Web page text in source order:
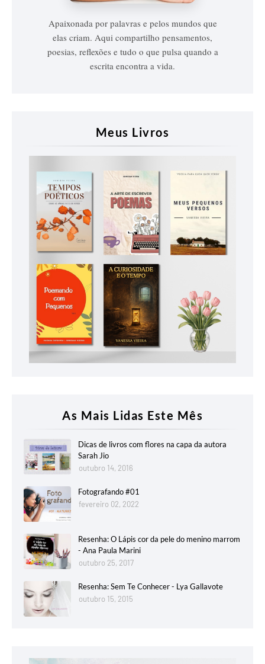
Apaixonada por palavras e pelos mundos que
elas criam. Aqui compartilho pensamentos,
poesias, reflexões e tudo o que pulsa quando a
escrita encontra a vida.
Meus Livros
As Mais Lidas Este Mês
Dicas de livros com flores na capa da autora
Sarah Jio
outubro 14, 2016
Fotografando #01
fevereiro 02, 2022
Resenha: O Lápis cor da pele do menino marrom
- Ana Paula Marini
outubro 25, 2017
Resenha: Sem Te Conhecer - Lya Gallavote
outubro 15, 2015